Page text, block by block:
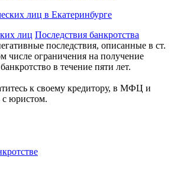
лиц Последствия банкротства
последствия, описанные в ст.
числе ограничения на получение
в течение пяти лет.
к своему кредитору, в МФЦ и
с юристом.